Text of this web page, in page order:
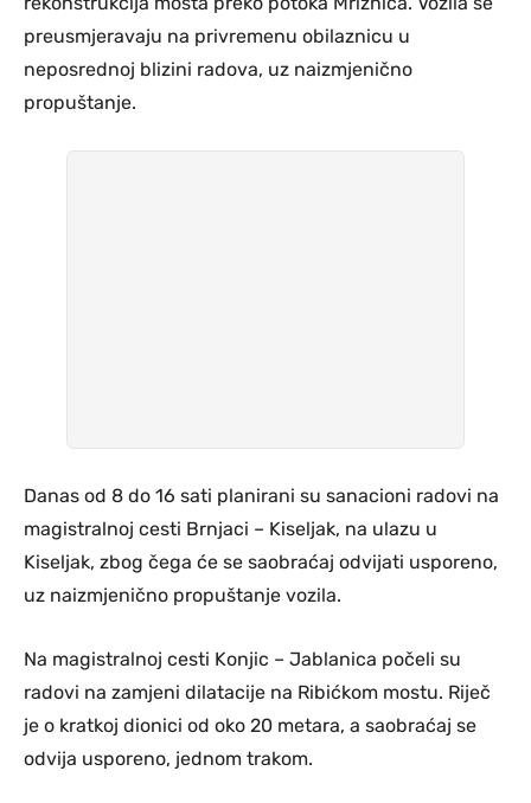
preusmjeravaju na privremenu obilaznicu u
neposrednoj blizini radova, uz naizmjenično
propuštanje.
Danas od 8 do 16 sati planirani su sanacioni radovi na
magistralnoj cesti Brnjaci – Kiseljak, na ulazu u
Kiseljak, zbog čega će se saobraćaj odvijati usporeno,
uz naizmjenično propuštanje vozila.
Na magistralnoj cesti Konjic – Jablanica počeli su
radovi na zamjeni dilatacije na Ribićkom mostu. Riječ
je o kratkoj dionici od oko 20 metara, a saobraćaj se
odvija usporeno, jednom trakom.